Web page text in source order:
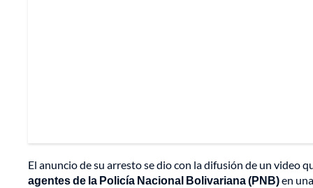
El anuncio de su arresto se dio con la difusión de un video
agentes de la Policía Nacional Bolivariana (PNB)en